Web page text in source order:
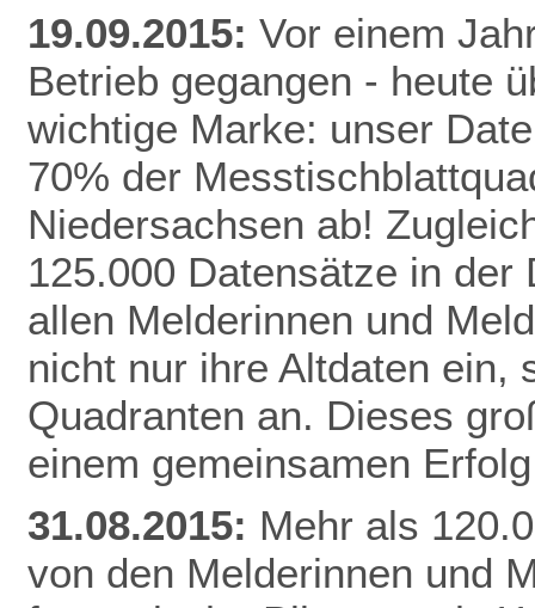
19.09.2015: Vor einem
Betrieb gegangen - heute
wichtige Marke: unser
70% der
Niedersachsen ab!
125.000 Datensätze in der
allen Melderinnen und
nicht nur ihre Altdaten ein,
Quadranten an. Dieses
einem gemeinsamen
31.08.2015: Mehr als
von den Melderinnen und